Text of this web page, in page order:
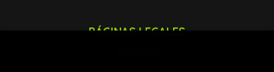
PÁGINAS LEGALES